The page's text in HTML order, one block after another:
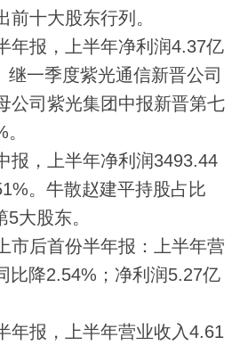
前十大股东行列。
报，上半年净利润4.37亿
继一季度紫光通信新晋公司
公司紫光集团中报新晋第七
，上半年净利润3493.44
。牛散赵建平持股占比
大股东。
后首份半年报：上半年营
比降2.54%；净利润5.27亿
报，上半年营业收入4.61